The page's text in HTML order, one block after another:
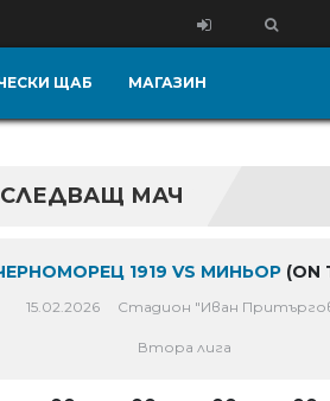
ЩАБ МАГАЗИН
СЛЕДВАЩ МАЧ
1919 VS МИНЬОР (ON
15.02.2026 Стадион "Иван
Втора лига